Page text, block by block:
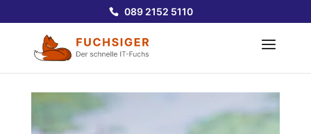
089 2152 5110